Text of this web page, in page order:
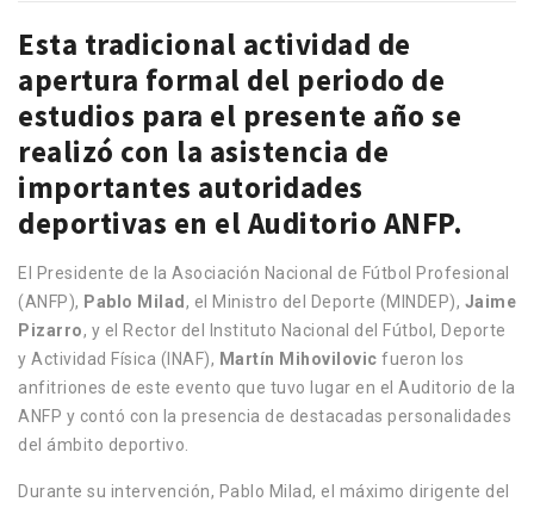
Esta tradicional actividad de
apertura formal del periodo de
estudios para el presente año se
realizó con la asistencia de
importantes autoridades
deportivas en el Auditorio ANFP.
El Presidente de la Asociación Nacional de Fútbol Profesional
(ANFP), Pablo Milad , el Ministro del Deporte (MINDEP), Jaime
Pizarro, y el Rector del Instituto Nacional del Fútbol, Deporte
y Actividad Física (INAF), Martín Mihovilovic fueron los
anfitriones de este evento que tuvo lugar en el Auditorio de la
ANFP y contó con la presencia de destacadas personalidades
del ámbito deportivo.
Durante su intervención, Pablo Milad, el máximo dirigente del